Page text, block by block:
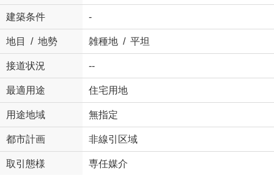
建築条件 -
地目 / 地勢 雑種地 / 平坦
接道状況 --
最適用途 住宅用地
用途地域 無指定
都市計画 非線引区域
取引態様 専任媒介